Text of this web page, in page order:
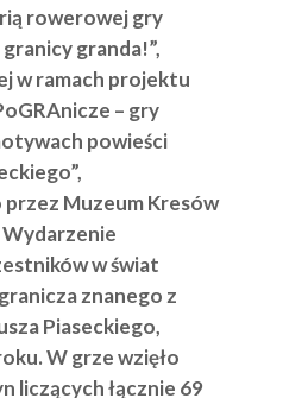
rowerowej gry
granda!”,
w ramach projektu
– gry
powieści
Muzeum Kresów
w świat
znanego z
Piaseckiego,
W grze wzięło
liczących łącznie 69